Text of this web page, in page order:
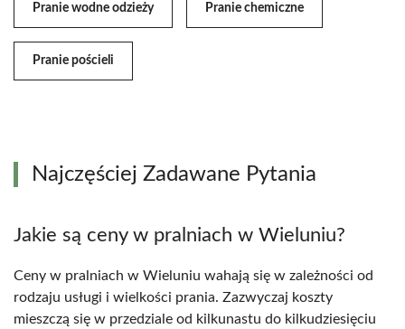
Pranie wodne odzieży Pranie chemiczne
Pranie pościeli
Najczęściej Zadawane Pytania
Jakie są ceny w pralniach w Wieluniu?
Ceny w pralniach w Wieluniu wahają się w zależności od
rodzaju usługi i wielkości prania. Zazwyczaj koszty
mieszczą się w przedziale od kilkunastu do kilkudziesięciu